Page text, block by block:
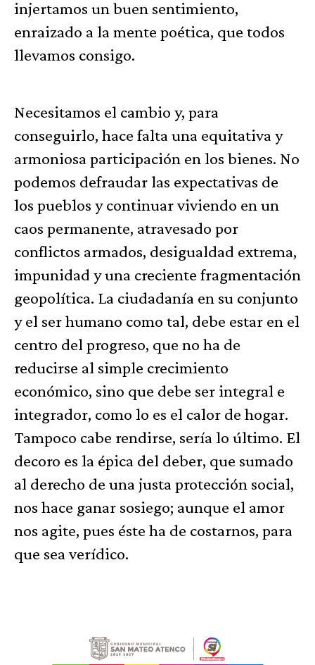
injertamos un buen sentimiento,
enraizado a la mente poética, que todos
llevamos consigo.
Necesitamos el cambio y, para
conseguirlo, hace falta una equitativa y
armoniosa participación en los bienes. No
podemos defraudar las expectativas de
los pueblos y continuar viviendo en un
caos permanente, atravesado por
conflictos armados, desigualdad extrema,
impunidad y una creciente fragmentación
geopolítica. La ciudadanía en su conjunto
y el ser humano como tal, debe estar en el
centro del progreso, que no ha de
reducirse al simple crecimiento
económico, sino que debe ser integral e
integrador, como lo es el calor de hogar.
Tampoco cabe rendirse, sería lo último. El
decoro es la épica del deber, que sumado
al derecho de una justa protección social,
nos hace ganar sosiego; aunque el amor
nos agite, pues éste ha de costarnos, para
que sea verídico.